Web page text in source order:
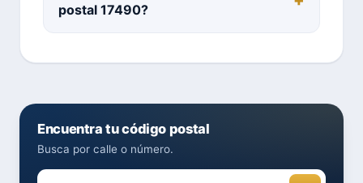
postal 17490?
Encuentra tu código postal
Busca por calle o número.